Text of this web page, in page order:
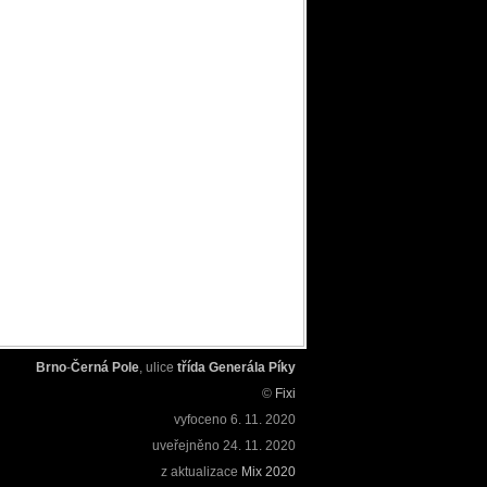
Brno-Černá Pole, ulice třída Generála Píky
© Fixi
vyfoceno 6. 11. 2020
uveřejněno 24. 11. 2020
z aktualizace Mix 2020